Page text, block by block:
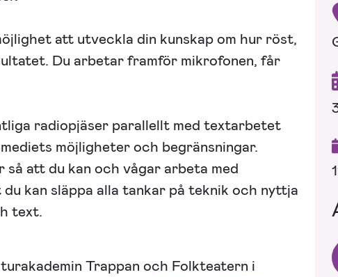
att utveckla din kunskap om hur röst,
Du arbetar framför mikrofonen, får
radiopjäser parallellt med textarbetet
möjligheter och begränsningar.
att du kan och vågar arbeta med
kan släppa alla tankar på teknik och nyttja
text.
Trappan och Folkteatern i